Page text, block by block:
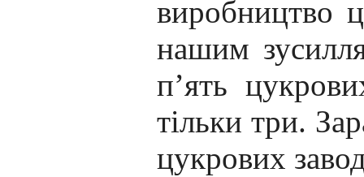
виробництво
нашим
п’ять
тільки три.
цукрових